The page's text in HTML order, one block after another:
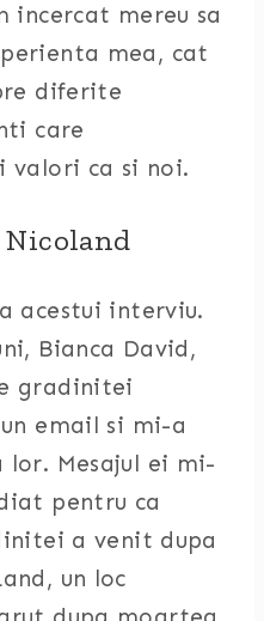
incercat mereu sa
mea, cat
diferite
care
valori ca si noi.
acestui interviu.
Bianca David,
gradinitei
email si mi-a
Mesajul ei mi-
pentru ca
a venit dupa
un loc